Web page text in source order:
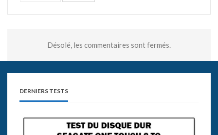
Désolé, les commentaires sont fermés.
DERNIERS TESTS